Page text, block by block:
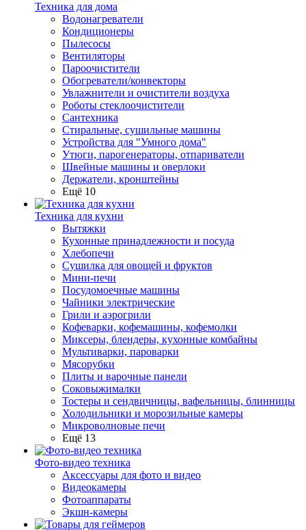
Техника для дома
Водонагреватели
Кондиционеры
Пылесосы
Вентиляторы
Пароочистители
Обогреватели/конвекторы
Увлажнители и очистители воздуха
Роботы стеклоочистители
Сантехника
Стиральные, сушильные машины
Устройства для "Умного дома"
Утюги, парогенераторы, отпариватели
Швейные машины и оверлоки
Держатели, кронштейны
Ещё 10
Техника для кухни
Вытяжки
Кухонные принадлежности и посуда
Хлебопечи
Сушилка для овощей и фруктов
Мини-печи
Посудомоечные машины
Чайники электрические
Грили и аэрогрили
Кофеварки, кофемашины, кофемолки
Миксеры, блендеры, кухонные комбайны
Мультиварки, пароварки
Мясорубки
Плиты и варочные панели
Соковыжималки
Тостеры и сендвичницы, вафельницы, блинницы
Холодильники и морозильные камеры
Микроволновые печи
Ещё 13
Фото-видео техника
Аксессуары для фото и видео
Видеокамеры
Фотоаппараты
Экшн-камеры